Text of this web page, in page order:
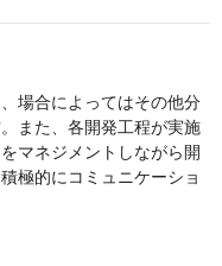
場合によってはその他分
また、各開発工程が実施
マネジメントしながら開
極的にコミュニケーショ